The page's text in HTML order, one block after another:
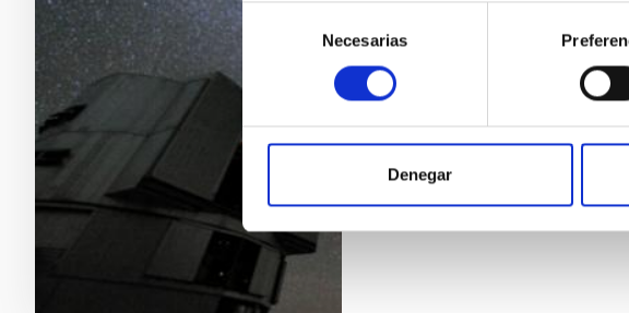
consentimiento
Necesarias
Denegar
cual hay dos enfoques
en analizar las propiedades de
cosmológicas. Nuestro equipo
En ejecución